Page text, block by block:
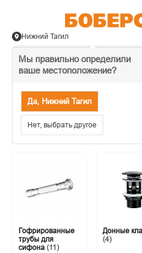
Мы правильно определили
ваше местоположение?
Да, Нижний Тагил
Нет, выбрать другое
Нижний Тагил
Системы Слива
Гофрированные
трубы для
сифона (11)
Донные
(4)